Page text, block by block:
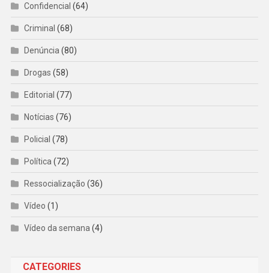
Confidencial (64)
Criminal (68)
Denúncia (80)
Drogas (58)
Editorial (77)
Notícias (76)
Policial (78)
Política (72)
Ressocialização (36)
Vídeo (1)
Vídeo da semana (4)
CATEGORIES